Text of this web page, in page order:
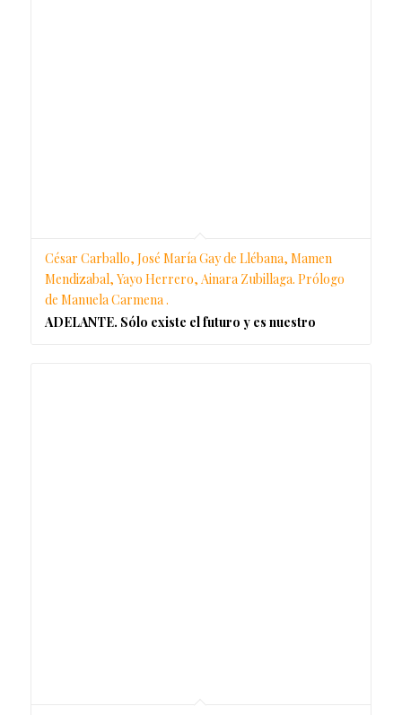
César Carballo, José María Gay de Llébana, Mamen
Mendizabal, Yayo Herrero, Ainara Zubillaga. Prólogo
de Manuela Carmena .
ADELANTE. Sólo existe el futuro y es nuestro